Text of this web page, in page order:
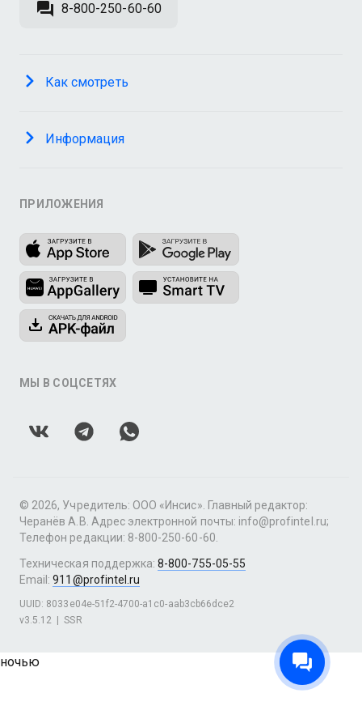
8-800-250-60-60
Как смотреть
Информация
ПРИЛОЖЕНИЯ
МЫ В СОЦСЕТЯХ
© 2026, Учредитель: ООО «Инсис». Главный редактор:
Черанёв А.В. Адрес электронной почты: info@profintel.ru;
Телефон редакции: 8-800-250-60-60.
Техническая поддержка:8-800-755-05-55
Email:911@profintel.ru
v3.5.12 SSR
UUID: 8033e04e-51f2-4700-a1c0-aab3cb66dce2
ночью